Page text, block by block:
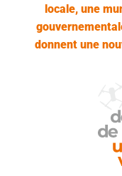
locale, une
donnent une